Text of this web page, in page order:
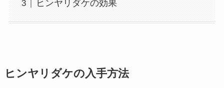
ヒンヤリダケの効果
ヒンヤリダケの入手方法